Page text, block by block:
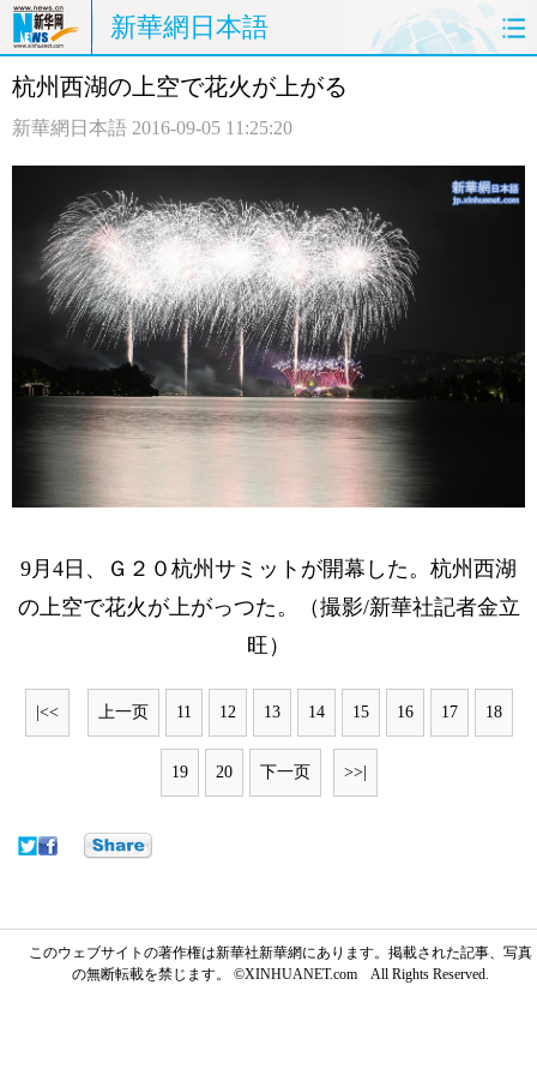
新華網日本語
ホームページ 政治
観光 評論 写真
中日対訳
杭州西湖の上空で花火が上がる
新華網日本語 2016-09-05 11:25:20
9月4日、Ｇ２０杭州サミットが開幕した。杭州西湖
の上空で花火が上がっつた。（撮影/新華社記者金立
旺）
|<< 上一页 11 12 13 14 15 16 17 18
19 20 下一页 >>|
このウェブサイトの著作権は新華社新華網にあります。掲載された記事、写真
の無断転載を禁じます。 ©XINHUANET.com All Rights Reserved.